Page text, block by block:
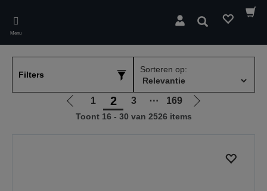
main
content
Menu
Zoeken
Filters
Sorteren op:
Ga
naar
1 2 3 ⋯ 169
Ga
Toont 16 - 30 van 2526 items